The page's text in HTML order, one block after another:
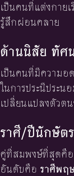
เป็นคนที่แต่งกาย
รู้สึกผ่อนคลาย
ด้านนิสัย ทัศ
เป็นคนที่มีความอ
ในการประนีประ
เปลี่ยนแปลงตัวต
ราศี/ปีนักษัต
คู่ที่สมพงษ์ที่สุดคือ
อันดับคือ ราศีพฤ